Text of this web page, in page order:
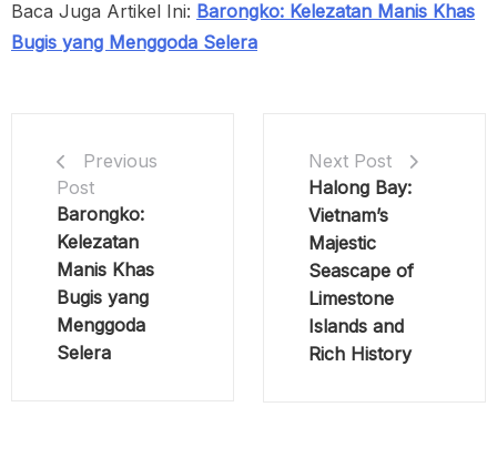
Baca Juga Artikel Ini: Barongko: Kelezatan Manis Khas
Bugis yang Menggoda Selera
Previous
Post
Barongko:
Kelezatan
Manis Khas
Bugis yang
Menggoda
Selera
Next Post
Halong Bay:
Vietnam’s
Majestic
Seascape of
Limestone
Islands and
Rich History